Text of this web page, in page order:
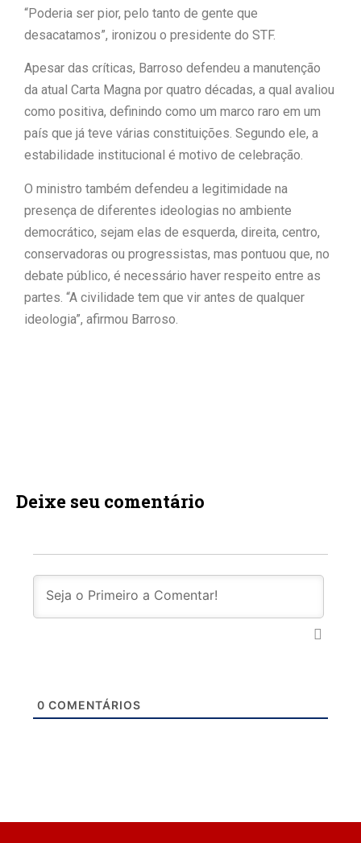
“Poderia ser pior, pelo tanto de gente que
desacatamos”, ironizou o presidente do STF.
Apesar das críticas, Barroso defendeu a manutenção
da atual Carta Magna por quatro décadas, a qual avaliou
como positiva, definindo como um marco raro em um
país que já teve várias constituições. Segundo ele, a
estabilidade institucional é motivo de celebração.
O ministro também defendeu a legitimidade na
presença de diferentes ideologias no ambiente
democrático, sejam elas de esquerda, direita, centro,
conservadoras ou progressistas, mas pontuou que, no
debate público, é necessário haver respeito entre as
partes. “A civilidade tem que vir antes de qualquer
ideologia”, afirmou Barroso.
Deixe seu comentário
0 COMENTÁRIOS